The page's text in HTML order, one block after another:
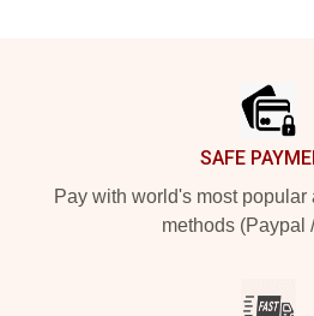
SAFE
Pay with world's most popular
methods (Paypal